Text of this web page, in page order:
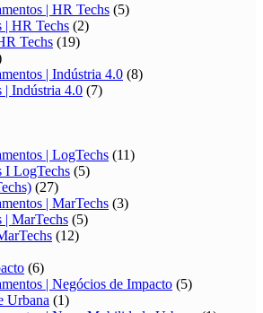
| HR Techs (5)
| HR Techs (2)
Techs (19)
| Indústria 4.0 (8)
| Indústria 4.0 (7)
| LogTechs (11)
I LogTechs (5)
(27)
| MarTechs (3)
| MarTechs (5)
(12)
(6)
| Negócios de Impacto (5)
Urbana (1)